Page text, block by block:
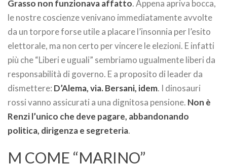
Grasso non funzionava affatto. Appena apriva bocca,
le nostre coscienze venivano immediatamente avvolte
da un torpore forse utile a placare l’insonnia per l’esito
elettorale, ma non certo per vincere le elezioni. E infatti
più che “Liberi e uguali” sembriamo ugualmente liberi da
responsabilità di governo. E a proposito di leader da
dismettere: D’Alema, via. Bersani, idem. I dinosauri
rossi vanno assicurati a una dignitosa pensione. Non è
Renzi l’unico che deve pagare, abbandonando
politica, dirigenza e segreteria.
M COME “MARINO”